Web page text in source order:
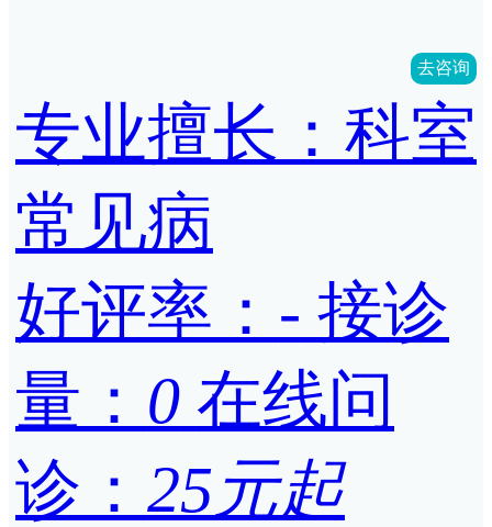
去咨询
专业擅长：科室
常见病
好评率： - 接诊
量： 0 在线问
诊： 25元起